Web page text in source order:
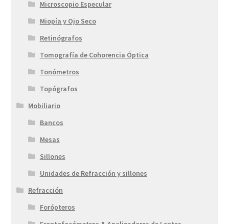
Microscopio Especular
Miopía y Ojo Seco
Retinógrafos
Tomografía de Cohorencia Óptica
Tonómetros
Topógrafos
Mobiliario
Bancos
Mesas
Sillones
Unidades de Refracción y sillones
Refracción
Forópteros